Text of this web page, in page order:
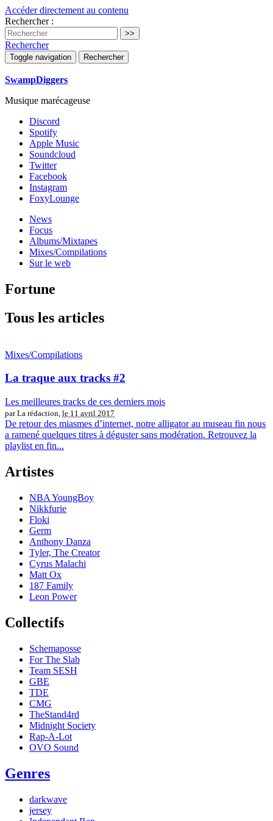
Accéder directement au contenu
Rechercher :
Rechercher
Toggle navigation Rechercher
SwampDiggers
Musique marécageuse
Discord
Spotify
Apple Music
Soundcloud
Twitter
Facebook
Instagram
FoxyLounge
News
Focus
Albums/Mixtapes
Mixes/Compilations
Sur le web
Fortune
Tous les articles
Mixes/Compilations
La traque aux tracks #2
Les meilleures tracks de ces derniers mois
par La rédaction, le 11 avril 2017
De retour des miasmes d’internet, notre alligator au museau fin nous
a ramené quelques titres à déguster sans modération. Retrouvez la
playlist en fin...
Artistes
NBA YoungBoy
Nikkfurie
Floki
Germ
Anthony Danza
Tyler, The Creator
Cyrus Malachi
Matt Ox
187 Family
Leon Power
Collectifs
Schemaposse
For The Slab
Team SESH
GBE
TDE
CMG
TheStand4rd
Midnight Society
Rap-A-Lot
OVO Sound
Genres
darkwave
jersey